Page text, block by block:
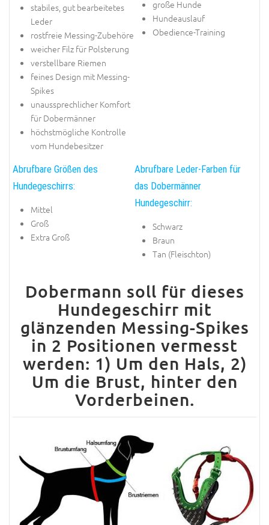
stabiles, gut bearbeitetes
Leder
rostfreie Messing-Zubehöre
weicher Filz für Polsterung
verstellbare Riemen
feines Design mit Messing-
Spikes
unaussprechlicher Komfort
für Dobermänner
höchstmögliche Kontrolle
vom Hundebesitzer
große Hunde
Hundeauslauf
Obedience-Training
Abrufbare Größen des
Hundegeschirrs:
Mittel
Groß
Extra Groß
Abrufbare Leder-Farben für
das Dobermänner
Hundegeschirr:
Schwarz
Braun
Tan (Fleischton)
Dobermann soll für dieses
Hundegeschirr mit
glänzenden Messing-Spikes
in 2 Positionen vermesst
werden: 1) Um den Hals, 2)
Um die Brust, hinter den
Vorderbeinen.